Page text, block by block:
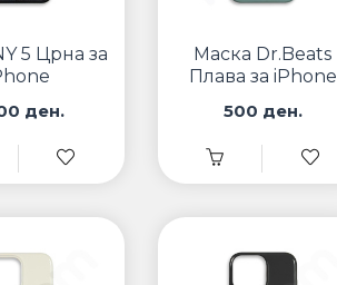
5 Црна за
ден.
Маска Dr.Beats
Плава за iPhone
500 ден.